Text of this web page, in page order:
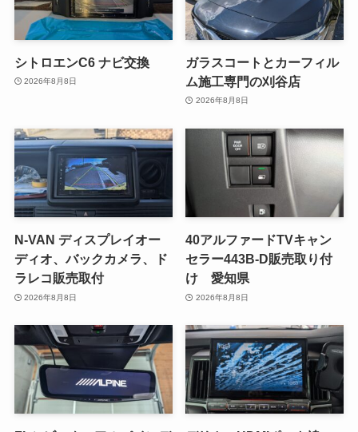
シトロエンC6 ナビ交換
2026年8月8日
ガラスコートとカーフィル
ム施工専門の刈谷店
2026年8月8日
N-VAN ディスプレイオー
ディオ、バックカメラ、ド
ラレコ販売取付
2026年8月8日
40アルファードTVキャン
セラー443B-D販売取り付
け 愛知県
2026年8月8日